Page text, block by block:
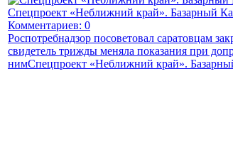
Спецпроект «Неближний край». Базарный
Комментариев: 0
Роспотребнадзор посоветовал саратовцам
свидетель трижды меняла показания при
нимСпецпроект «Неближний край».